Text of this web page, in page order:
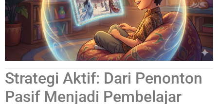
Strategi Aktif: Dari Penonton
Pasif Menjadi Pembelajar